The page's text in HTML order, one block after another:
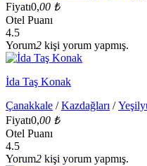
Fiyatı0,00 ₺
Otel Puanı
4.5
Yorum2 kişi yorum yapmış.
İda Taş Konak
Çanakkale /Kazdağları /
Fiyatı0,00 ₺
Otel Puanı
4.5
Yorum2 kişi yorum yapmış.